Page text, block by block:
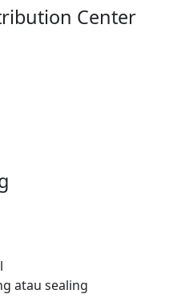
Center
atau sealing